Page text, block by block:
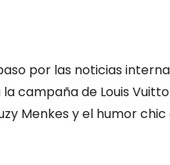
por las noticias
campaña de Louis
Menkes y el humor